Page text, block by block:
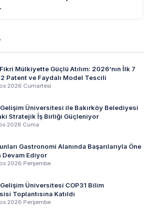
Fikri Mülkiyette Güçlü Atılım: 2026’nın İlk 7
Patent ve Faydalı Model Tescili
2026 Cumartesi
Üniversitesi ile Bakırköy Belediyesi
Stratejik İş Birliği Güçleniyor
2026 Cuma
Gastronomi Alanında Başarılarıyla Öne
Devam Ediyor
2026 Perşembe
Üniversitesi COP31 Bilim
Toplantısına Katıldı
2026 Perşembe